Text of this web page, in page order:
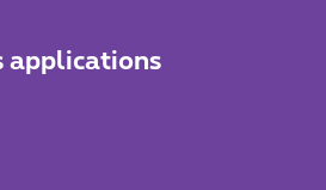
applications